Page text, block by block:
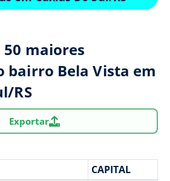
maiores
bairro Bela Vista em
RS
Exportar
CAPITAL